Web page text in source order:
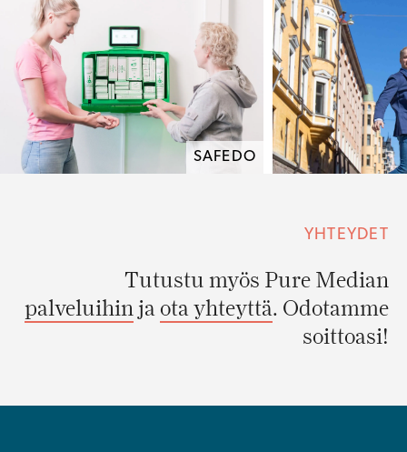
SAFEDO
YHTEYDET
Tutustu myös Pure Median
palveluihin ja ota yhteyttä. Odotamme
soittoasi!